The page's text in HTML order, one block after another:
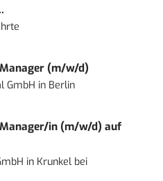
(m/w/d)
GmbH in Berlin
in (m/w/d) auf
in Krunkel bei